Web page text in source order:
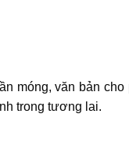
móng, văn bản
trong tương lai.